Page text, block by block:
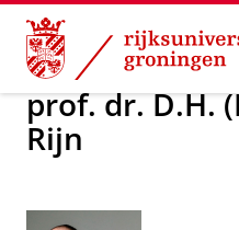
Skip
Content
Skip
Navigation
Over ons prof.
prof. dr. D.H.
Rijn